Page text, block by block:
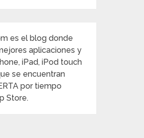
es el blog donde
aplicaciones y
iPad, iPod touch
se encuentran
por tiempo
Store.